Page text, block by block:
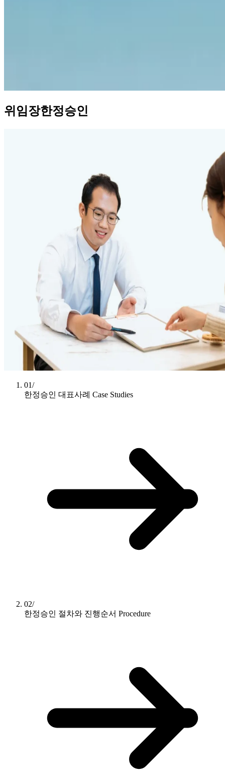
위임장한정승인
01/
한정승인 대표사례 Case Studies
02/
한정승인 절차와 진행순서 Procedure